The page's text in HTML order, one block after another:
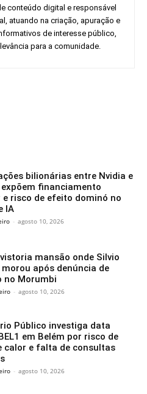
conteúdo digital e responsável
atuando na criação, apuração e
de interesse público,
para a comunidade.
bilionárias entre Nvidia e
expõem financiamento
e risco de efeito dominó no
IA
- agosto 10, 2026
mansão onde Silvio
após denúncia de
no Morumbi
- agosto 10, 2026
Público investiga data
em Belém por risco de
calor e falta de consultas
- agosto 10, 2026